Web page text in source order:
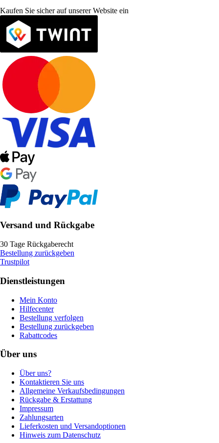
Kaufen Sie sicher auf unserer Website ein
Versand und Rückgabe
30 Tage Rückgaberecht
Bestellung zurückgeben
Trustpilot
Dienstleistungen
Mein Konto
Hilfecenter
Bestellung verfolgen
Bestellung zurückgeben
Rabattcodes
Über uns
Über uns?
Kontaktieren Sie uns
Allgemeine Verkaufsbedingungen
Rückgabe & Erstattung
Impressum
Zahlungsarten
Lieferkosten und Versandoptionen
Hinweis zum Datenschutz